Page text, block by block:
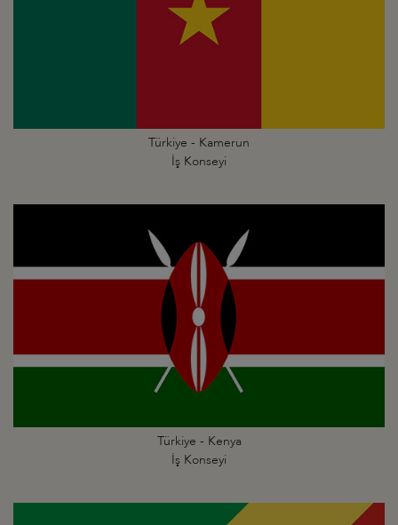
Türkiye - Kamerun
İş Konseyi
Türkiye - Kenya
İş Konseyi